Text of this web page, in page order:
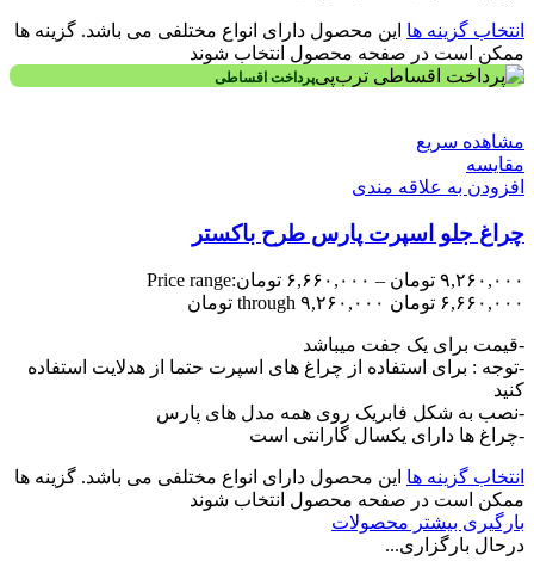
انتخاب گزینه ها این محصول دارای انواع مختلفی می باشد. گزینه ها
ممکن است در صفحه محصول انتخاب شوند
پرداخت اقساطی
مشاهده سریع
مقایسه
افزودن به علاقه مندی
چراغ جلو اسپرت پارس طرح باکستر
۹,۲۶۰,۰۰۰ تومان – ۶,۶۶۰,۰۰۰ تومانPrice range:
۶,۶۶۰,۰۰۰ تومان through ۹,۲۶۰,۰۰۰ تومان
-قیمت برای یک جفت میباشد
-توجه : برای استفاده از چراغ های اسپرت حتما از هدلایت استفاده
کنید
-نصب به شکل فابریک روی همه مدل های پارس
-چراغ ها دارای یکسال گارانتی است
انتخاب گزینه ها این محصول دارای انواع مختلفی می باشد. گزینه ها
ممکن است در صفحه محصول انتخاب شوند
بارگیری بیشتر محصولات
درحال بارگزاری...